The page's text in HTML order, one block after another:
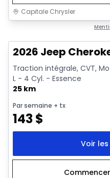
Capitale Chrysler
2026 Jeep
Traction intégrale, CVT,
L - 4 Cyl. - Essence
25 km
Par semaine + tx
143$
Voir